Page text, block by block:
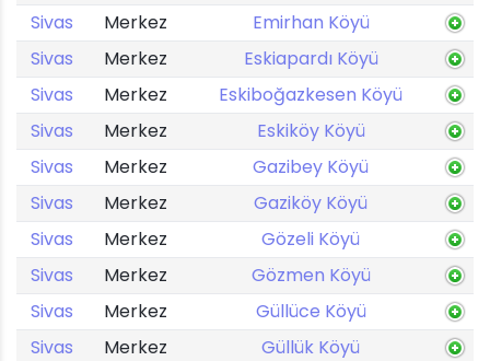
Sivas
Merkez
Emirhan Köyü
Sivas
Merkez
Eskiapardı Köyü
Sivas
Merkez
Eskiboğazkesen Köyü
Sivas
Merkez
Eskiköy Köyü
Sivas
Merkez
Gazibey Köyü
Sivas
Merkez
Gaziköy Köyü
Sivas
Merkez
Gözeli Köyü
Sivas
Merkez
Gözmen Köyü
Sivas
Merkez
Güllüce Köyü
Sivas
Merkez
Güllük Köyü